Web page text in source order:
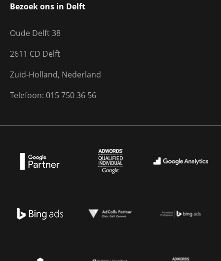
Bezoek ons in Delft
Oude Delft 38
2611 CD Delft
Zuid-Holland, Nederland
Telefoon: 015 750 36 56